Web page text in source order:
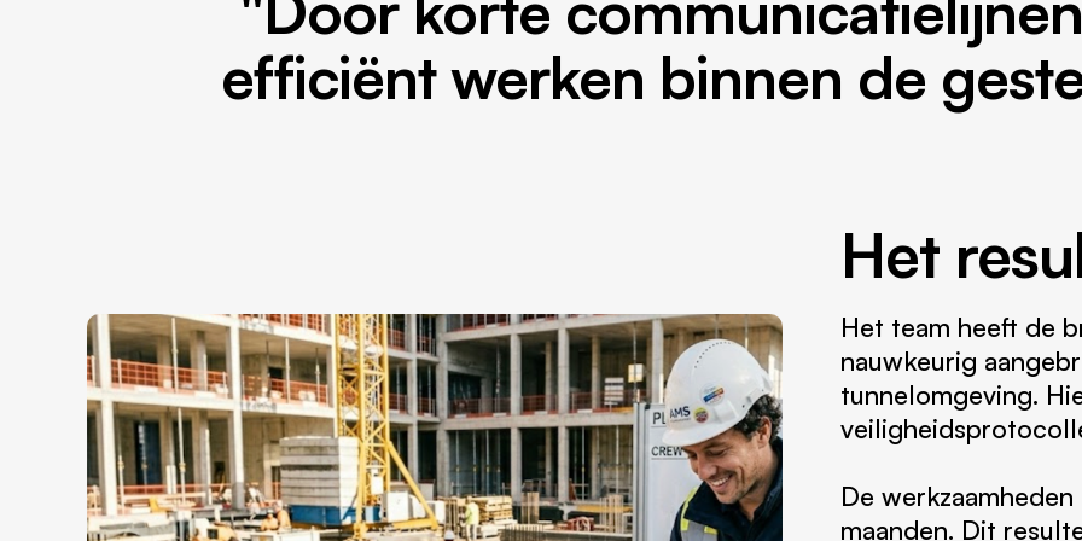
efficiënt werken binnen de
Het
Het team heeft de
nauwkeurig
tunnelomgeving.
De
maanden. Dit